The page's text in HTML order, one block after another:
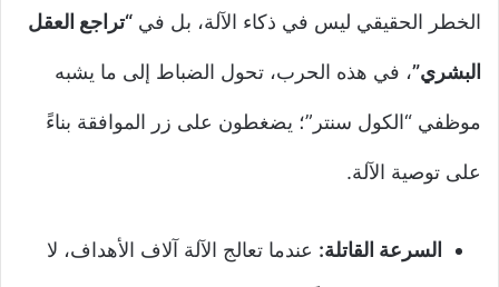
الخطر الحقيقي ليس في ذكاء الآلة، بل في “تراجع العقل
البشري”، في هذه الحرب، تحول الضباط إلى ما يشبه
موظفي “الكول سنتر”؛ يضغطون على زر الموافقة بناءً
على توصية الآلة.
السرعة القاتلة: عندما تعالج الآلة آلاف الأهداف، لا